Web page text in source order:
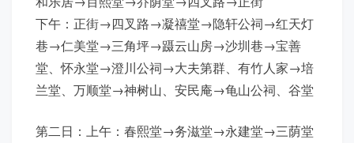
下午：正街→四叉路→凝禧堂→隐轩公祠→红天灯
巷→仁美堂→三角坪→蹑云山房→沙圳巷→宝善
堂、怀永堂→澄川公祠→大夫第群、有竹人家→培
兰堂、万顺堂→神树山、安民庵→龟山公祠、谷堂
第二日：上午：春熙堂→务滋堂→永建堂→三荫堂